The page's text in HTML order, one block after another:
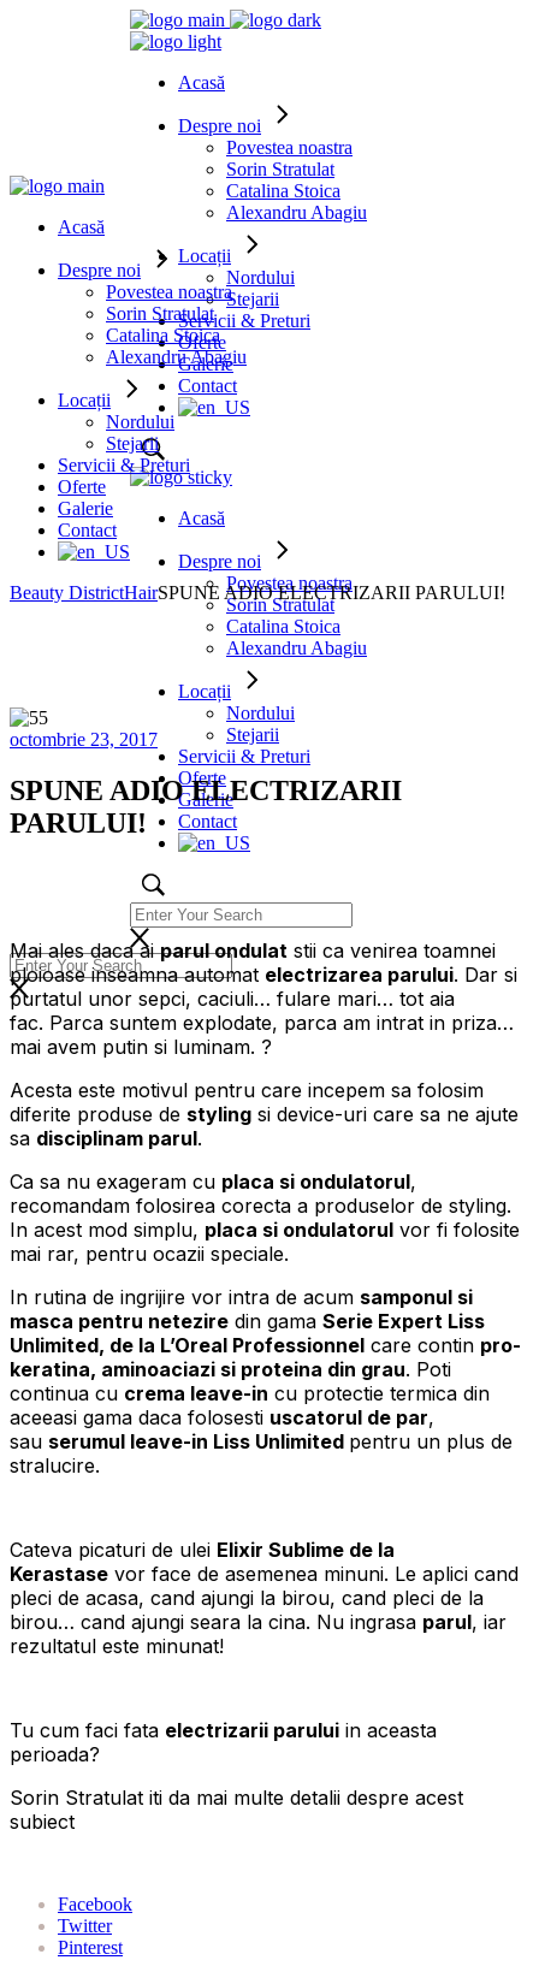
Acasă
Despre noi
Povestea noastra
Sorin Stratulat
Catalina Stoica
Alexandru Abagiu
Locații
Nordului
Stejarii
Servicii & Preturi
Oferte
Galerie
Contact
Acasă
Despre noi
Povestea noastra
Sorin Stratulat
Catalina Stoica
Alexandru Abagiu
Locații
Nordului
Stejarii
Servicii & Preturi
Oferte
Galerie
Contact
Acasă
Despre noi
Povestea noastra
Sorin Stratulat
Catalina Stoica
Alexandru Abagiu
Locații
Nordului
Stejarii
Servicii & Preturi
Oferte
Galerie
Contact
Beauty DistrictHairSPUNE ADIO ELECTRIZARII PARULUI!
octombrie 23, 2017
SPUNE ADIO ELECTRIZARII
PARULUI!
Mai ales daca aiparul ondulat stii ca venirea toamnei
ploioase inseamna automat electrizarea parului. Dar si
purtatul unor sepci, caciuli… fulare mari… tot aia
fac. Parca suntem explodate, parca am intrat in priza…
mai avem putin si luminam. ?
Acesta este motivul pentru care incepem sa folosim
diferite produse de styling si device-uri care sa ne ajute
sa disciplinam parul.
Ca sa nu exageram cu placa si ondulatorul,
recomandam folosirea corecta a produselor de styling.
In acest mod simplu, placa si ondulatorul vor fi folosite
mai rar, pentru ocazii speciale.
In rutina de ingrijire vor intra de acum samponul si
masca pentru netezire din gama Serie Expert Liss
Unlimited, de la L’Oreal Professionnel care contin pro-
keratina, aminoaciazi si proteina din grau. Poti
continua cu crema leave-in cu protectie termica din
aceeasi gama daca folosesti uscatorul de par,
sau serumul leave-in Liss Unlimited pentru un plus de
stralucire.
Cateva picaturi de ulei Elixir Sublime de la
Kerastase vor face de asemenea minuni. Le aplici cand
pleci de acasa, cand ajungi la birou, cand pleci de la
birou… cand ajungi seara la cina. Nu ingrasa parul, iar
rezultatul este minunat!
Tu cum faci fata electrizarii parului in aceasta
perioada?
Sorin Stratulat iti da mai multe detalii despre acest
subiect
Facebook
Twitter
Pinterest